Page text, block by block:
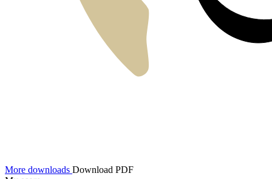
More downloads Download PDF